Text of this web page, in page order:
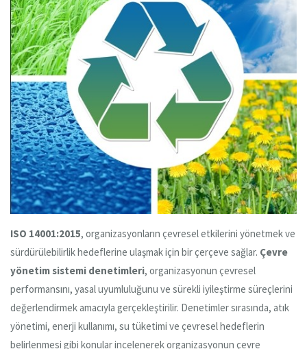
ISO 14001:2015, organizasyonların çevresel etkilerini yönetmek ve
sürdürülebilirlik hedeflerine ulaşmak için bir çerçeve sağlar. Çevre
yönetim sistemi denetimleri, organizasyonun çevresel
performansını, yasal uyumluluğunu ve sürekli iyileştirme süreçlerini
değerlendirmek amacıyla gerçekleştirilir. Denetimler sırasında, atık
yönetimi, enerji kullanımı, su tüketimi ve çevresel hedeflerin
belirlenmesi gibi konular incelenerek organizasyonun çevre